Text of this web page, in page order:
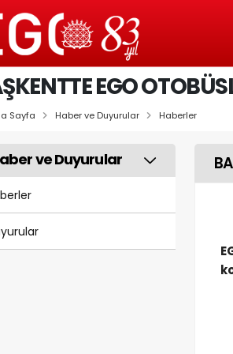
EGO
Sayfa Haber ve Duyurular Haberler
ve Duyurular